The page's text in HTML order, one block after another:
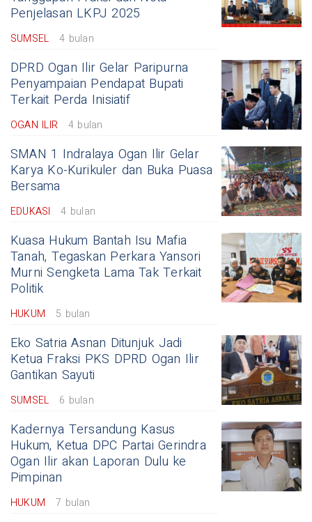
Penjelasan LKPJ 2025
SUMSEL 4 bulan
DPRD Ogan Ilir Gelar Paripurna
Penyampaian Pendapat Bupati
Terkait Perda Inisiatif
OGAN ILIR 4 bulan
SMAN 1 Indralaya Ogan Ilir Gelar
Karya Ko-Kurikuler dan Buka Puasa
Bersama
EDUKASI 4 bulan
Kuasa Hukum Bantah Isu Mafia
Tanah, Tegaskan Perkara Yansori
Murni Sengketa Lama Tak Terkait
Politik
HUKUM 5 bulan
Eko Satria Asnan Ditunjuk Jadi
Ketua Fraksi PKS DPRD Ogan Ilir
Gantikan Sayuti
SUMSEL 6 bulan
Kadernya Tersandung Kasus
Hukum, Ketua DPC Partai Gerindra
Ogan Ilir akan Laporan Dulu ke
Pimpinan
HUKUM 7 bulan